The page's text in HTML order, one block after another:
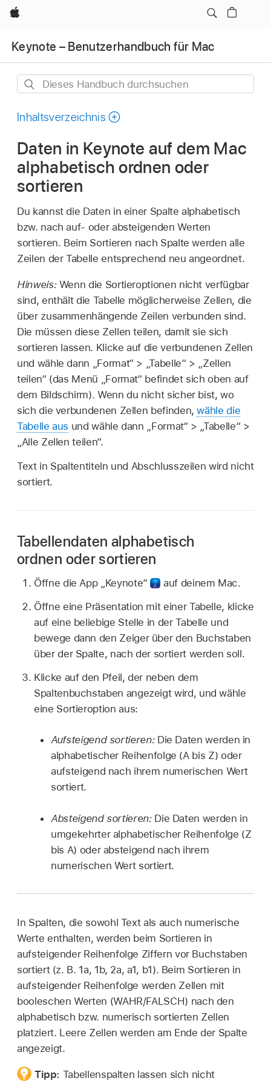
Apple
Keynote – Benutzerhandbuch für Mac
Dieses
durchsuchen
Inhaltsverzeichnis
Daten in Keynote auf dem Mac
alphabetisch ordnen oder
sortieren
Du kannst die Daten in einer Spalte alphabetisch
bzw. nach auf- oder absteigenden Werten
sortieren. Beim Sortieren nach Spalte werden alle
Zeilen der Tabelle entsprechend neu angeordnet.
Hinweis: Wenn die Sortieroptionen nicht verfügbar
sind, enthält die Tabelle möglicherweise Zellen, die
über zusammenhängende Zeilen verbunden sind.
Die müssen diese Zellen teilen, damit sie sich
sortieren lassen. Klicke auf die verbundenen Zellen
und wähle dann „Format“ > „Tabelle“ > „Zellen
teilen“ (das Menü „Format“ befindet sich oben auf
dem Bildschirm). Wenn du nicht sicher bist, wo
sich die verbundenen Zellen befinden,wähle die
Tabelle aus und wähle dann „Format“ > „Tabelle“ >
„Alle Zellen teilen“.
Text in Spaltentiteln und Abschlusszeilen wird nicht
sortiert.
Tabellendaten alphabetisch
ordnen oder sortieren
Öffne die App „Keynote“
auf deinem Mac.
Öffne eine Präsentation mit einer Tabelle, klicke
auf eine beliebige Stelle in der Tabelle und
bewege dann den Zeiger über den Buchstaben
über der Spalte, nach der sortiert werden soll.
Klicke auf den Pfeil, der neben dem
Spaltenbuchstaben angezeigt wird, und wähle
eine Sortieroption aus:
Aufsteigend sortieren: Die Daten werden in
alphabetischer Reihenfolge (A bis Z) oder
aufsteigend nach ihrem numerischen Wert
sortiert.
Absteigend sortieren: Die Daten werden in
umgekehrter alphabetischer Reihenfolge (Z
bis A) oder absteigend nach ihrem
numerischen Wert sortiert.
In Spalten, die sowohl Text als auch numerische
Werte enthalten, werden beim Sortieren in
aufsteigender Reihenfolge Ziffern vor Buchstaben
sortiert (z. B. 1a, 1b, 2a, a1, b1). Beim Sortieren in
aufsteigender Reihenfolge werden Zellen mit
booleschen Werten (WAHR/FALSCH) nach den
alphabetisch bzw. numerisch sortierten Zellen
platziert. Leere Zellen werden am Ende der Spalte
angezeigt.
Tipp: Tabellenspalten lassen sich nicht